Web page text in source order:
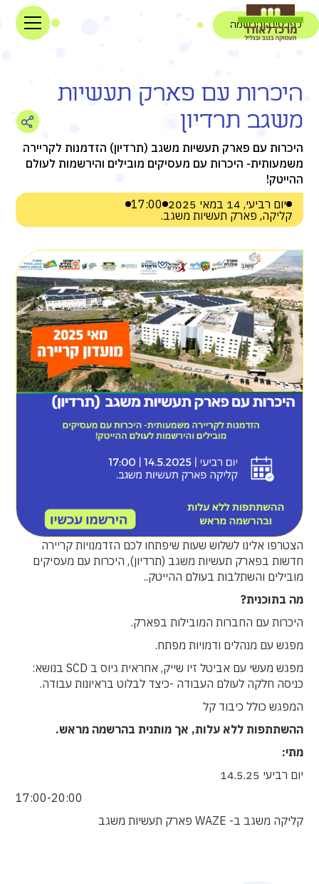
לפרטים והרשמה
היכרות עם פארק תעשיות
משגב תרדיון
היכרות עם פארק תעשיות משגב (תרדיון) הזדמנות לקריירה
משמעותית- היכרות עם מעסיקים מובילים והירשמות לעולם
ההייטק!
יום רביעי, 14 במאי 2025
17:00
קליקה, פארק תעשיות משגב.
הצטרפו אלינו לשלוש שעות שיפתחו לכם הזדמנויות קריירה
חדשות בפארק תעשיות משגב (תרדיון), היכרות עם מעסיקים
מובילים והשתלבות בעולם ההייטק..
מה בתוכנית?
היכרות עם החברות המובילות בפארק.
מפגש עם מנהלים ודמויות מפתח.
מפגש מעשי עם אביטל זיו שייק, אחראית גיוס ב SCD בנושא:
כניסה חלקה לעולם העבודה -כיצד לבלוט בראיונות עבודה.
המפגש כולל כיבוד קל
ההשתתפות ללא עלות, אך מותנית בהרשמה מראש.
מתי:
יום רביעי 14.5.25
17:00-20:00
קליקה משגב ב- WAZE פארק תעשיות משגב